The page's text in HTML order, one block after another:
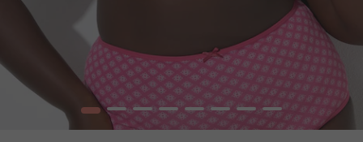
1 2 3 4 5 6 7 8